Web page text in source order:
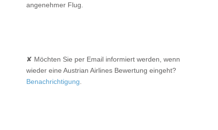
angenehmer Flug.
✘ Möchten Sie per Email informiert werden, wenn
wieder eine Austrian Airlines Bewertung eingeht?
Benachrichtigung